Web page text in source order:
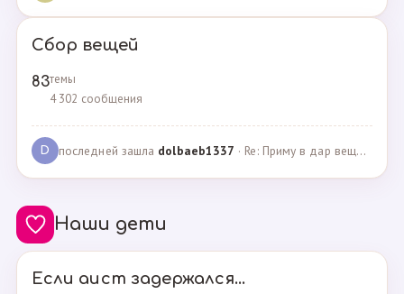
Сбор вещей
83темы
4 302 сообщения
D последней зашла dolbaeb1337 · Re: Приму в дар вещи на новорождённую девочку · 13.12.2024
Наши дети
Если аист задержался...